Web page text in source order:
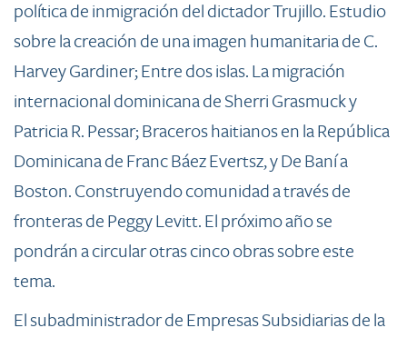
política de inmigración del dictador Trujillo. Estudio
sobre la creación de una imagen humanitaria de C.
Harvey Gardiner; Entre dos islas. La migración
internacional dominicana de Sherri Grasmuck y
Patricia R. Pessar; Braceros haitianos en la República
Dominicana de Franc Báez Evertsz, y De Baní a
Boston. Construyendo comunidad a través de
fronteras de Peggy Levitt. El próximo año se
pondrán a circular otras cinco obras sobre este
tema.
El subadministrador de Empresas Subsidiarias de la